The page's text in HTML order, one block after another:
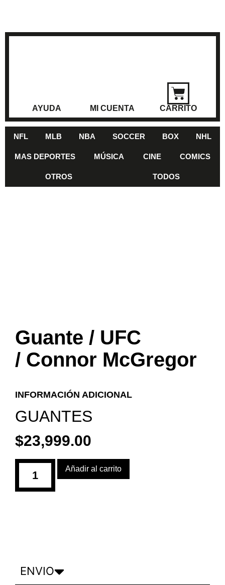
AYUDA MI CUENTA CARRITO
NFL MLB NBA SOCCER BOX NHL
MAS DEPORTES MÚSICA CINE COMICS
OTROS TODOS
Guante / UFC
/ Connor McGregor
INFORMACIÓN ADICIONAL
GUANTES
$23,999.00
Añadir al carrito
ENVIO